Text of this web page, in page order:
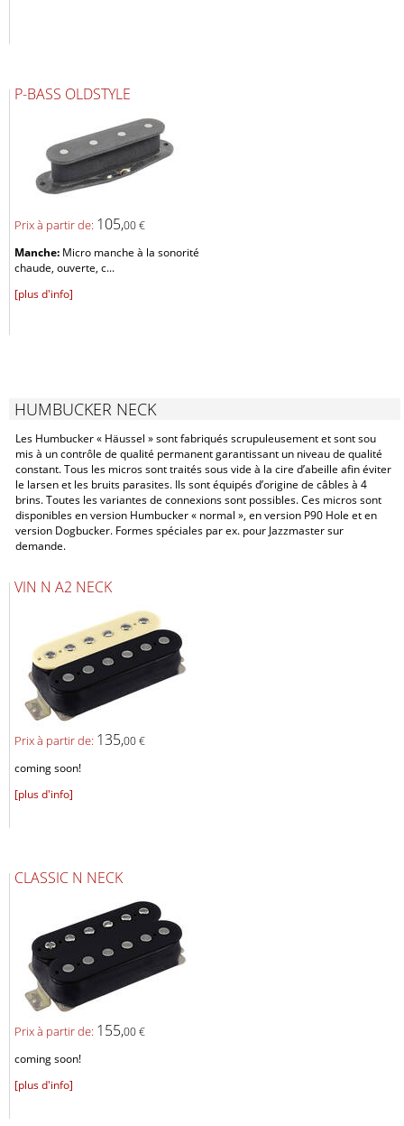
P-BASS OLDSTYLE
Prix ​​à partir de: 105,00 €
Manche: Micro manche à la sonorité
chaude, ouverte, c...
[plus d'info]
HUMBUCKER NECK
Les Humbucker « Häussel » sont fabriqués scrupuleusement et sont sou
mis à un contrôle de qualité permanent garantissant un niveau de qualité
constant. Tous les micros sont traités sous vide à la cire d’abeille afin éviter
le larsen et les bruits parasites. Ils sont équipés d’origine de câbles à 4
brins. Toutes les variantes de connexions sont possibles. Ces micros sont
disponibles en version Humbucker « normal », en version P90 Hole et en
version Dogbucker. Formes spéciales par ex. pour Jazzmaster sur
demande.
VIN N A2 NECK
Prix ​​à partir de: 135,00 €
coming soon!
[plus d'info]
CLASSIC N NECK
Prix ​​à partir de: 155,00 €
coming soon!
[plus d'info]